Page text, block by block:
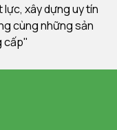
xây dựng uy tín
cùng những sản
cấp"